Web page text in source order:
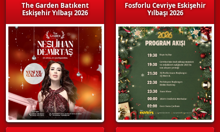
The Garden Batıkent
Eskişehir Yılbaşı 2026
Fosforlu Cevriye Eskişehir
Yılbaşı 2026